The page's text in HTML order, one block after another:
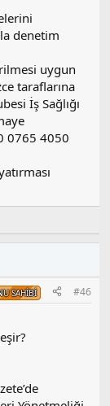
denetim
uygun
taraflarına
İş Sağlığı
0765 4050
SAHIBI #46